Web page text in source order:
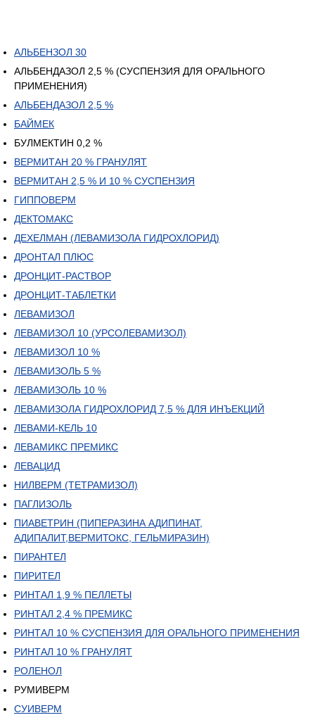
АЛЬБЕНЗОЛ 30
АЛЬБЕНДАЗОЛ 2,5 % (СУСПЕНЗИЯ ДЛЯ ОРАЛЬНОГО
ПРИМЕНЕНИЯ)
АЛЬБЕНДАЗОЛ 2,5 %
БАЙМЕК
БУЛМЕКТИН 0,2 %
ВЕРМИТАН 20 % ГРАНУЛЯТ
ВЕРМИТАН 2,5 % И 10 % СУСПЕНЗИЯ
ГИППОВЕРМ
ДЕКТОМАКС
ДЕХЕЛМАН (ЛЕВАМИЗОЛА ГИДРОХЛОРИД)
ДРОНТАЛ ПЛЮС
ДРОНЦИТ-РАСТВОР
ДРОНЦИТ-ТАБЛЕТКИ
ЛЕВАМИЗОЛ
ЛЕВАМИЗОЛ 10 (УРСОЛЕВАМИЗОЛ)
ЛЕВАМИЗОЛ 10 %
ЛЕВАМИЗОЛЬ 5 %
ЛЕВАМИЗОЛЬ 10 %
ЛЕВАМИЗОЛА ГИДРОХЛОРИД 7,5 % ДЛЯ ИНЪЕКЦИЙ
ЛЕВАМИ-КЕЛЬ 10
ЛЕВАМИКС ПРЕМИКС
ЛЕВАЦИД
НИЛВЕРМ (ТЕТРАМИЗОЛ)
ПАГЛИЗОЛЬ
ПИАВЕТРИН (ПИПЕРАЗИНА АДИПИНАТ,
АДИПАЛИТ,ВЕРМИТОКС, ГЕЛЬМИРАЗИН)
ПИРАНТЕЛ
ПИРИТЕЛ
РИНТАЛ 1,9 % ПЕЛЛЕТЫ
РИНТАЛ 2,4 % ПРЕМИКС
РИНТАЛ 10 % СУСПЕНЗИЯ ДЛЯ ОРАЛЬНОГО ПРИМЕНЕНИЯ
РИНТАЛ 10 % ГРАНУЛЯТ
РОЛЕНОЛ
РУМИВЕРМ
СУИВЕРМ